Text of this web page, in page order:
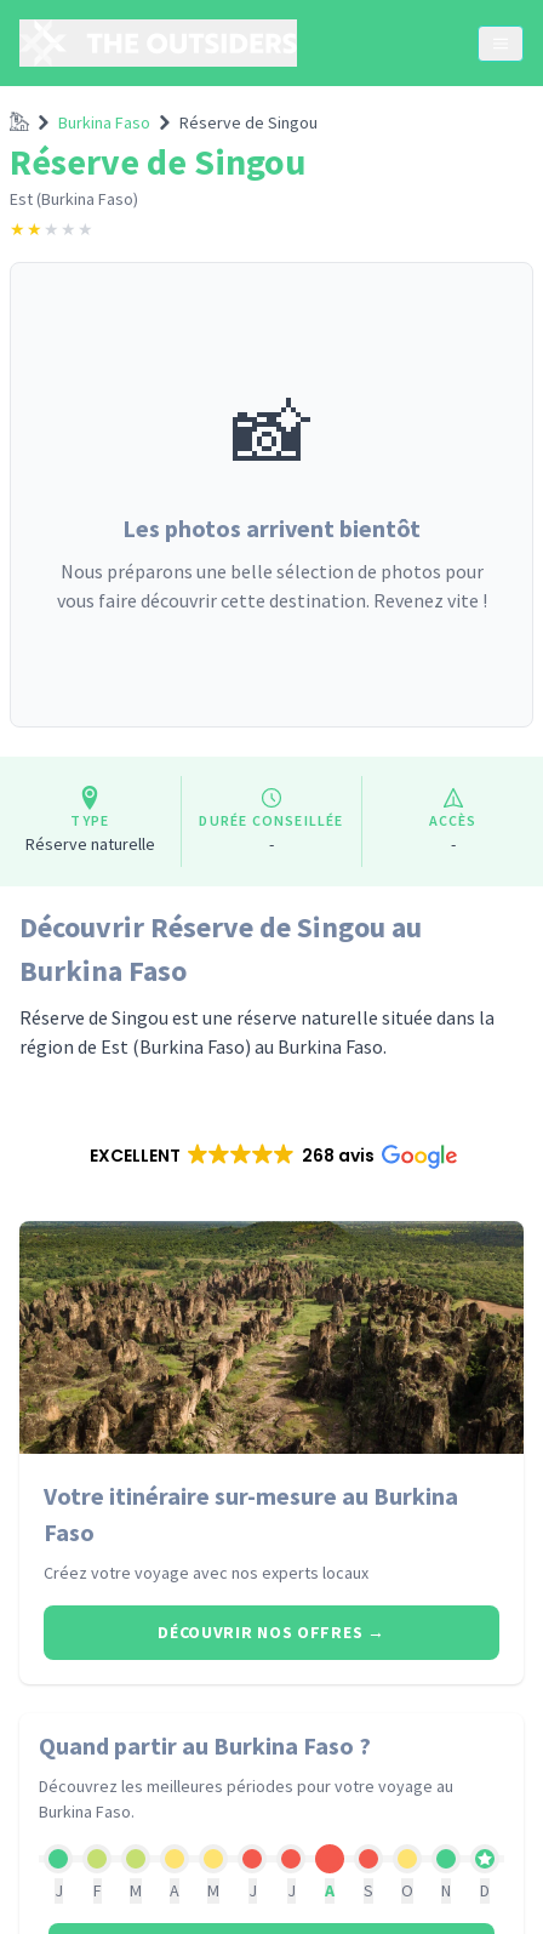
AccueilBurkina Faso Réserve de Singou
Réserve de Singou
Est (Burkina Faso)
★★ ★ ★ ★
📸
Les photos arrivent bientôt
Nous préparons une belle sélection de photos pour
vous faire découvrir cette destination. Revenez vite !
TYPE
Réserve naturelle
DURÉE CONSEILLÉE
-
ACCÈS
-
Découvrir Réserve de Singou au
Burkina Faso
Réserve de Singou est une réserve naturelle située dans la
région de Est (Burkina Faso) au Burkina Faso.
EXCELLENT 268 avis
Votre itinéraire sur-mesure au Burkina
Faso
Créez votre voyage avec nos experts locaux
DÉCOUVRIR NOS OFFRES →
Quand partir au Burkina Faso ?
Découvrez les meilleures périodes pour votre voyage au
Burkina Faso.
J F M A M J J A S O N D